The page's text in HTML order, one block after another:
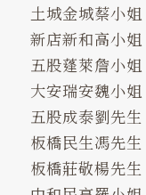
土城金城蔡小姐
新店新和高小姐
五股蓬萊詹小姐
大安瑞安魏小姐
五股成泰劉先生
板橋民生馮先生
板橋莊敬楊先生